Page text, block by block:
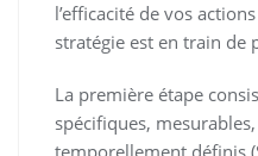
l’efficacité de vos
stratégie est en train de
La première étape
spécifiques,